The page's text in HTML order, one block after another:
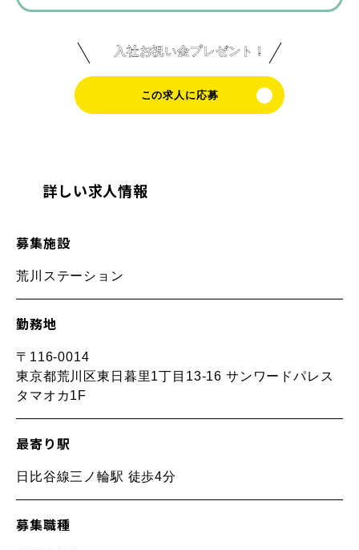
入社お祝い金プレゼント！
この求人に応募
詳しい求人情報
募集施設
荒川ステーション
勤務地
〒116-0014
東京都荒川区東日暮里1丁目13-16 サンワードパレス
タマオカ1F
最寄り駅
日比谷線三ノ輪駅 徒歩4分
募集職種